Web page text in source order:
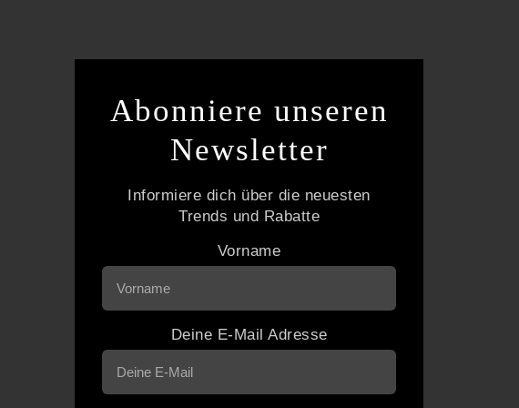
Abonniere unseren
Newsletter
Informiere dich über die neuesten
Trends und Rabatte
Vorname
Deine E-Mail Adresse